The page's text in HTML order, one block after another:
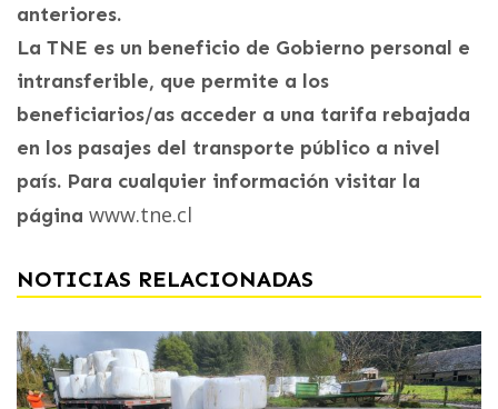
anteriores.
La TNE es un beneficio de Gobierno personal e
intransferible, que permite a los
beneficiarios/as acceder a una tarifa rebajada
en los pasajes del transporte público a nivel
país. Para cualquier información visitar la
página www.tne.cl
NOTICIAS RELACIONADAS